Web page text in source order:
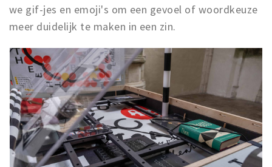
we gif-jes en emoji's om een gevoel of woordkeuze
meer duidelijk te maken in een zin.